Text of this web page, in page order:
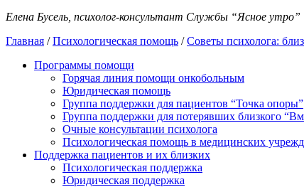
Елена Бусель, психолог-консультант Службы “Ясное утро”
Главная /Психологическая помощь /Советы психолога:
Программы помощи
Горячая линия помощи онкобольным
Юридическая помощь
Группа поддержки для пациентов “Точка опоры”
Группа поддержки для потерявших близкого
Очные консультации психолога
Психологическая помощь в медицинских
Поддержка пациентов и их близких
Психологическая поддержка
Юридическая поддержка